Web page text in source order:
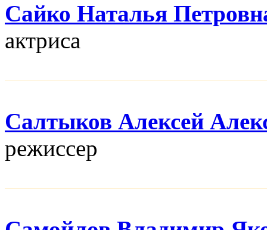
Сайко Наталья
актриса
Салтыков Алексей
режисcер